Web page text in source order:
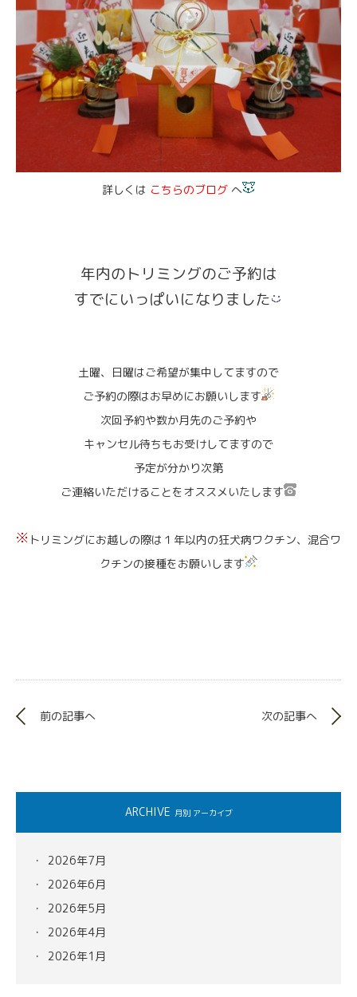
詳しくは こち らのブログ へ
年内のトリミングのご予約は
すでにいっぱいになりました
土曜、日曜はご希望が集中してますので
ご予約の際はお早めにお願いします
次回予約や数か月先のご予約や
キャンセル待ちもお受けしてますので
予定が分かり次第
ご連絡いただけることをオススメいたします
トリミングにお越しの際は１年以内の狂犬病ワクチン、混合ワ
クチンの接種をお願いします
前の記事へ 次の記事へ
ARCHIVE 月別 アーカイブ
2026年7月
2026年6月
2026年5月
2026年4月
2026年1月